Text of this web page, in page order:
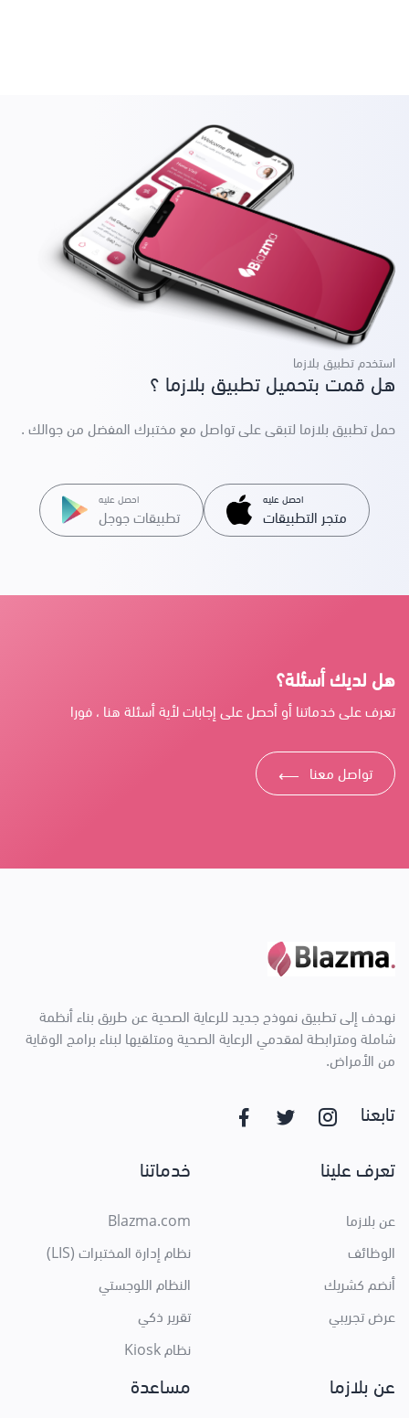
استخدم تطبيق بلازما
هل قمت بتحميل تطبيق بلازما ؟
حمل تطبيق بلازما لتبقى على تواصل مع مختبرك المفضل من جوالك .
احصل عليه
متجر التطبيقات
احصل عليه
تطبيقات جوجل
هل لديك أسئلة؟
تعرف على خدماتنا أو أحصل على إجابات لأية أسئلة هنا ، فورا
تواصل معنا ⟶
نهدف إلى تطبيق نموذج جديد للرعاية الصحية عن طريق بناء أنظمة
شاملة ومترابطة لمقدمي الرعاية الصحية ومتلقيها لبناء برامج الوقاية
من الأمراض.
تابعنا
تعرف علينا
عن بلازما
الوظائف
أنضم كشريك
عرض تجريبي
خدماتنا
Blazma.com
نظام إدارة المختبرات (LIS)
النظام اللوجستي
تقرير ذكي
نظام Kiosk
عن بلازما مساعدة